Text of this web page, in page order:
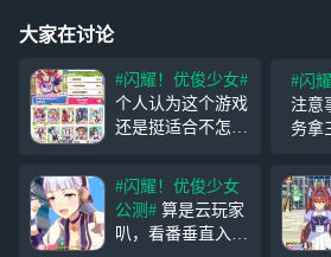
大家在讨论
#闪耀！优俊少女#
个人认为这个游戏
还是挺适合不怎么
人玩，在玩的代入
感很强，让我觉得
我如同真的到了特
雷森学院。在这里
#闪
注意
务拿
重复
以，
用 3.
娃，
#闪耀！优俊少女
公测#
叭，看番垂直入